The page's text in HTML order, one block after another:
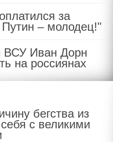
за
– молодец!"
Иван Дорн
на россиянах
бегства из
с великими